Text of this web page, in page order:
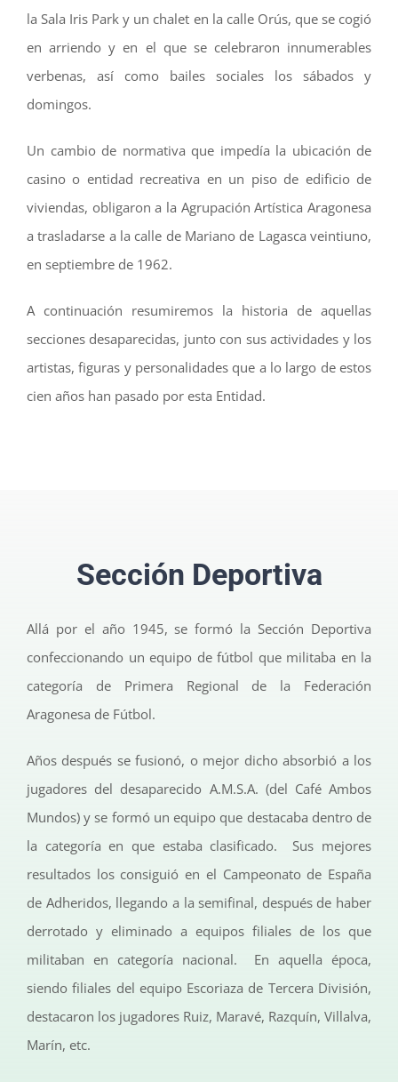
la Sala Iris Park y un chalet en la calle Orús, que se cogió
en arriendo y en el que se celebraron innumerables
verbenas, así como bailes sociales los sábados y
domingos.
Un cambio de normativa que impedía la ubicación de
casino o entidad recreativa en un piso de edificio de
viviendas, obligaron a la Agrupación Artística Aragonesa
a trasladarse a la calle de Mariano de Lagasca veintiuno,
en septiembre de 1962.
A continuación resumiremos la historia de aquellas
secciones desaparecidas, junto con sus actividades y los
artistas, figuras y personalidades que a lo largo de estos
cien años han pasado por esta Entidad.
Sección Deportiva
Allá por el año 1945, se formó la Sección Deportiva
confeccionando un equipo de fútbol que militaba en la
categoría de Primera Regional de la Federación
Aragonesa de Fútbol.
Años después se fusionó, o mejor dicho absorbió a los
jugadores del desaparecido A.M.S.A. (del Café Ambos
Mundos) y se formó un equipo que destacaba dentro de
la categoría en que estaba clasificado. Sus mejores
resultados los consiguió en el Campeonato de España
de Adheridos, llegando a la semifinal, después de haber
derrotado y eliminado a equipos filiales de los que
militaban en categoría nacional. En aquella época,
siendo filiales del equipo Escoriaza de Tercera División,
destacaron los jugadores Ruiz, Maravé, Razquín, Villalva,
Marín, etc.